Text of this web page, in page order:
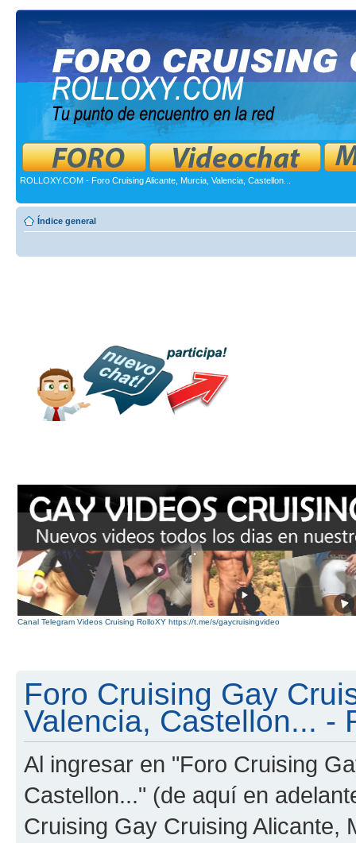
ROLLOXY.COM - Foro Cruising Alicante, Murcia, Valencia, Castellon...
Índice general
Canal Telegram Videos Cruising RolloXY https://t.me/s/gaycruisingvideo
Foro Cruising Gay
Valencia, Castellon... -
Al ingresar en "Foro Cruising
Castellon..." (de aquí en
Cruising Gay Cruising Alicante,